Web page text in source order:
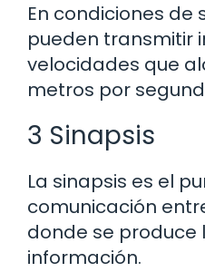
En condiciones de
pueden transmitir
velocidades que
metros por
3 Sinapsis
La sinapsis es el
comunicación
donde se
información.